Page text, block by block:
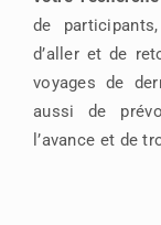
de
d’aller et de
voyages de
aussi de
l’avance et de